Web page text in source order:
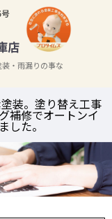
・雨漏りの事な
装。塗り替え工事
補修でオートンイ
した。